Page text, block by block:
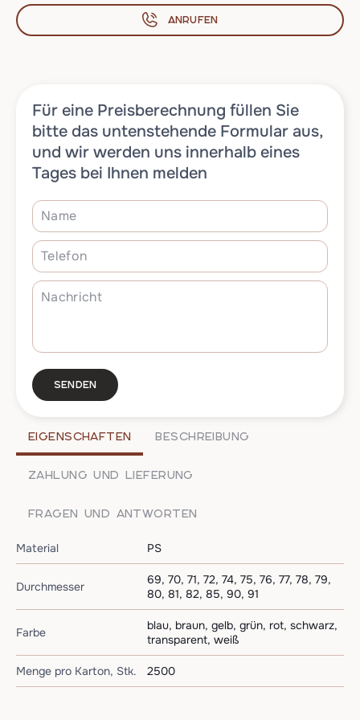
Anrufen
EIGENSCHAFTEN BESCHREIBUNG
ZAHLUNG UND LIEFERUNG
FRAGEN UND ANTWORTEN
Material PS
Durchmesser
69, 70, 71, 72, 74, 75, 76, 77, 78, 79,
80, 81, 82, 85, 90, 91
Farbe
blau, braun, gelb, grün, rot, schwarz,
transparent, weiß
Menge pro Karton, Stk. 2500
Für eine Preisberechnung füllen Sie
bitte das untenstehende Formular aus,
und wir werden uns innerhalb eines
Tages bei Ihnen melden
Senden